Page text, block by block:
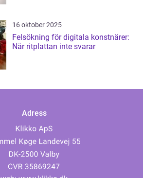
16 oktober 2025
Felsökning för digitala konstnärer:
När ritplattan inte svarar
Adress